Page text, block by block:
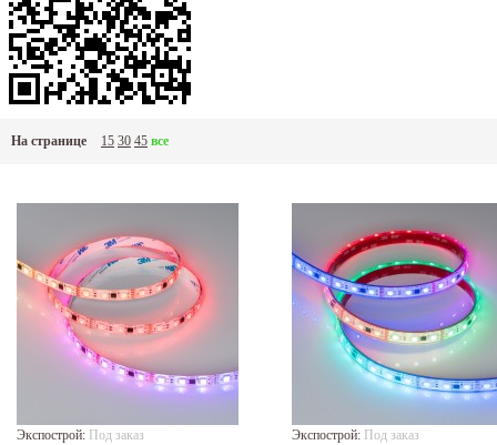
На странице 15 30 45 все
Экспострой: Под заказ
Экспострой: Под заказ